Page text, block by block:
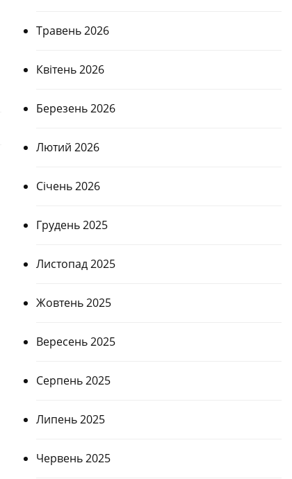
Травень 2026
Квітень 2026
Березень 2026
Лютий 2026
Січень 2026
Грудень 2025
Листопад 2025
Жовтень 2025
Вересень 2025
Серпень 2025
Липень 2025
Червень 2025